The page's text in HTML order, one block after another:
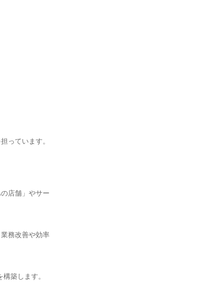
っています。
店舗」やサー
務改善や効率
築します。